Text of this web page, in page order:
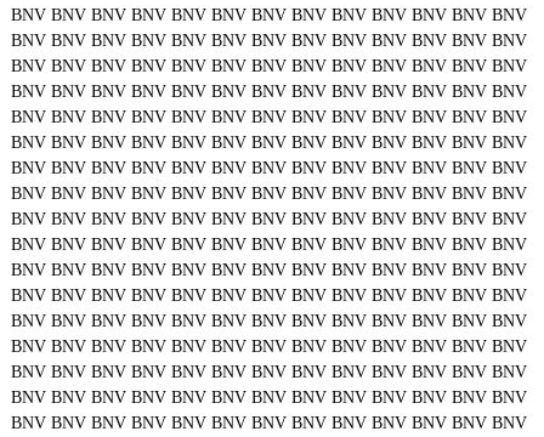
BNV BNV BNV BNV BNV BNV BNV BNV BNV BNV BNV BNV BNV
BNV BNV BNV BNV BNV BNV BNV BNV BNV BNV BNV BNV BNV
BNV BNV BNV BNV BNV BNV BNV BNV BNV BNV BNV BNV BNV
BNV BNV BNV BNV BNV BNV BNV BNV BNV BNV BNV BNV BNV
BNV BNV BNV BNV BNV BNV BNV BNV BNV BNV BNV BNV BNV
BNV BNV BNV BNV BNV BNV BNV BNV BNV BNV BNV BNV BNV
BNV BNV BNV BNV BNV BNV BNV BNV BNV BNV BNV BNV BNV
BNV BNV BNV BNV BNV BNV BNV BNV BNV BNV BNV BNV BNV
BNV BNV BNV BNV BNV BNV BNV BNV BNV BNV BNV BNV BNV
BNV BNV BNV BNV BNV BNV BNV BNV BNV BNV BNV BNV BNV
BNV BNV BNV BNV BNV BNV BNV BNV BNV BNV BNV BNV BNV
BNV BNV BNV BNV BNV BNV BNV BNV BNV BNV BNV BNV BNV
BNV BNV BNV BNV BNV BNV BNV BNV BNV BNV BNV BNV BNV
BNV BNV BNV BNV BNV BNV BNV BNV BNV BNV BNV BNV BNV
BNV BNV BNV BNV BNV BNV BNV BNV BNV BNV BNV BNV BNV
BNV BNV BNV BNV BNV BNV BNV BNV BNV BNV BNV BNV BNV
BNV BNV BNV BNV BNV BNV BNV BNV BNV BNV BNV BNV BNV